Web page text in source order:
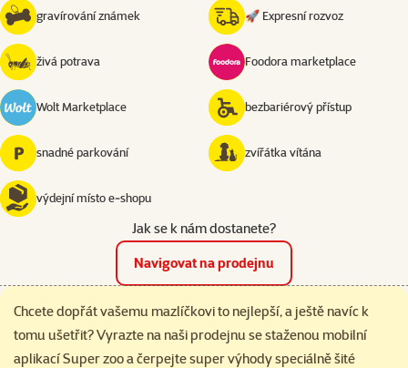
gravírování známek 🚀 Expresní rozvoz
živá potrava Foodora marketplace
Wolt Marketplace bezbariérový přístup
snadné parkování zvířátka vítána
výdejní místo e‑shopu
Jak se k nám dostanete?
Navigovat na prodejnu
Chcete dopřát vašemu mazlíčkovi to nejlepší, a ještě navíc k
tomu ušetřit? Vyrazte na naši prodejnu se staženou mobilní
aplikací Super zoo a čerpejte super výhody speciálně šité